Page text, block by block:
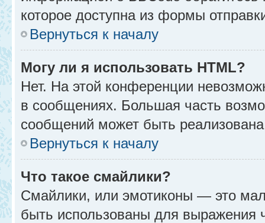
которое доступна из формы
Вернуться к началу
Могу ли я использовать HTML?
Нет. На этой конференции
в сообщениях. Большая часть
сообщений может быть
Вернуться к началу
Что такое смайлики?
Смайлики, или эмотиконы — это
быть использованы для выражения